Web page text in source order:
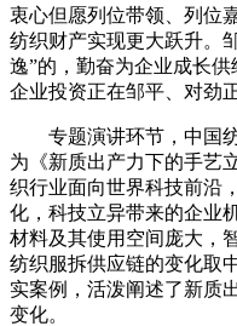
衷心但愿列位带领、列位
纺织财产实现更大跃升。
逸”的，勤奋为企业成长
企业投资正在邹平、对劲
专题演讲环节，中国纺
为《新质出产力下的手艺
织行业面向世界科技前沿
化，科技立异带来的企业
材料及其使用空间庞大，
纺织服拆供应链的变化取
实案例，活泼阐述了新质
变化。